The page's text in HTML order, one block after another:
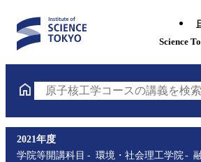
Science
原子核工学コースの講義を検
2021年度
学院等開講科目
環境・社会理工学院